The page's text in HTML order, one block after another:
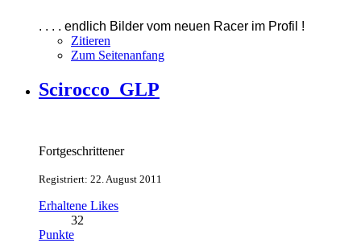
. . . . endlich Bilder vom neuen Racer im Profil !
Zitieren
Zum Seitenanfang
Scirocco_GLP
Fortgeschrittener
Registriert: 22. August 2011
Erhaltene Likes
32
Punkte